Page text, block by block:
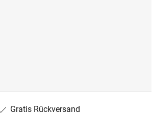
Gratis Rückversand